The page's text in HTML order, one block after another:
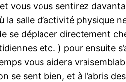
vous vous sentirez
salle d’activité physique
déplacer directement
etc. ) pour ensuite
vous aidera
se sent bien, et à l’abris